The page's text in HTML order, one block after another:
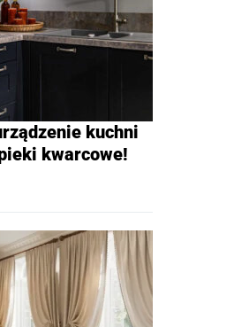
kuchni
kwarcowe!